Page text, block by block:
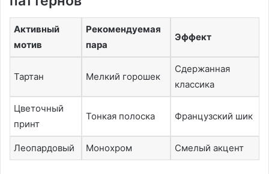
Активный
мотив
Рекомендуемая
пара
Эффект
Тартан Мелкий горошек
Сдержанная
классика
Цветочный
принт
Тонкая полоска Французский шик
Леопардовый Монохром Смелый акцент